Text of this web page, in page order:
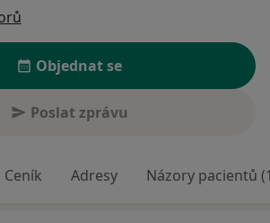
Objednat se
Poslat zprávu
Ceník Adresy Názory pacientů